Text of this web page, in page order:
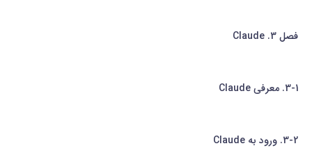
فصل 3. Claude
3-1. معرفی Claude
3-2. ورود به Claude